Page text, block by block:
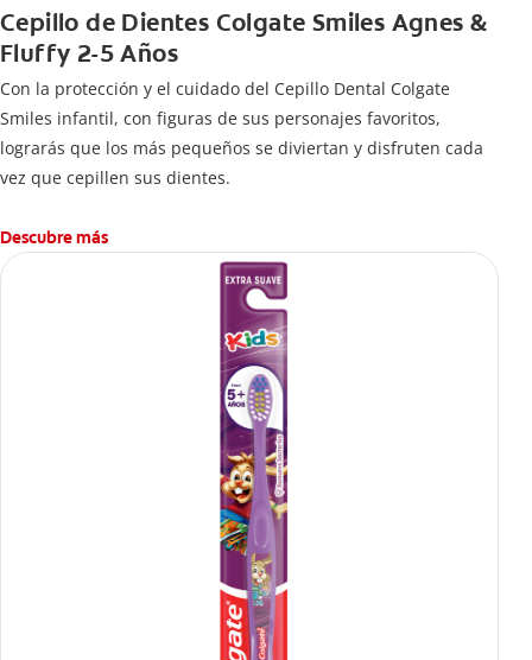
Cepillo de Dientes Colgate Smiles Agnes &
Fluffy 2-5 Años
Con la protección y el cuidado del Cepillo Dental Colgate
Smiles infantil, con figuras de sus personajes favoritos,
lograrás que los más pequeños se diviertan y disfruten cada
vez que cepillen sus dientes.
Descubre más